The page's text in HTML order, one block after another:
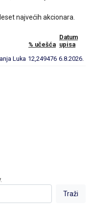
najvećih akcionara.
% učešća
Datum
upisa
Luka 12,249476 6.8.2026.